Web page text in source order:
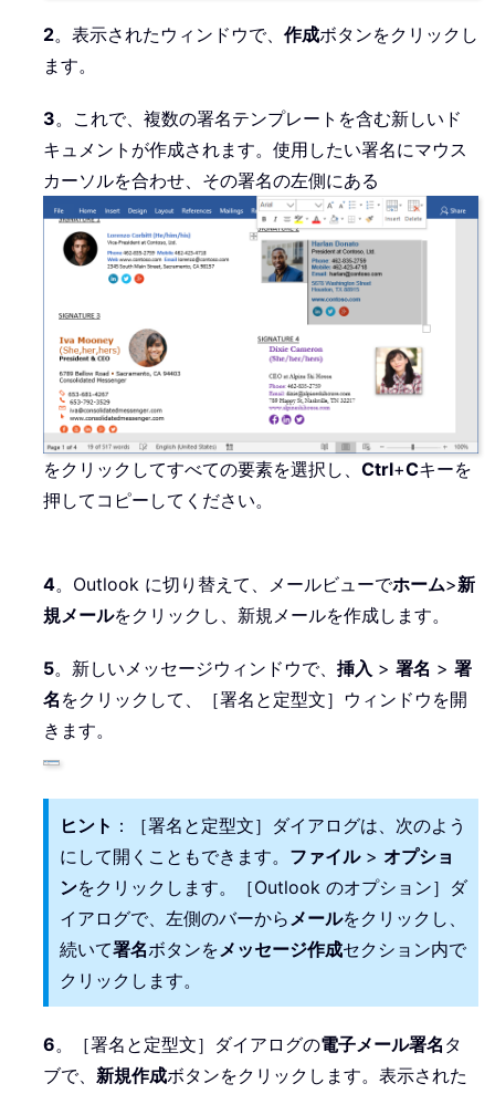
2。表示されたウィンドウで、 作成ボタンをクリックし
ます。
3。これで、複数の署名テンプレートを含む新しいド
キュメントが作成されます。使用したい署名にマウス
カーソルを合わせ、その署名の左側にある
をクリックしてすべての要素を選択し、 Ctrl+Cキーを
押してコピーしてください。
4。Outlook に切り替えて、メールビューでホーム>新
規メールをクリックし、新規メールを作成します。
5。新しいメッセージウィンドウで、 挿入 > 署名 > 署
名 をクリックして、［署名と定型文］ウィンドウを開
きます。
ヒント ：［署名と定型文］ダイアログは、次のよう
にして開くこともできます。 ファイル> オプショ
ンをクリックします。［Outlook のオプション］ダ
イアログで、左側のバーからメールをクリックし、
続いて署名ボタンをメッセージ作成セクション内で
クリックします。
6。［署名と定型文］ダイアログの電子メール署名 タ
ブで、 新規作成ボタンをクリックします。表示された